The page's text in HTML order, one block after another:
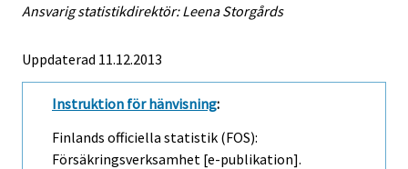
Ansvarig statistikdirektör: Leena Storgårds
Uppdaterad 11.12.2013
Instruktion för hänvisning:
Finlands officiella statistik (FOS):
Försäkringsverksamhet [e-publikation].